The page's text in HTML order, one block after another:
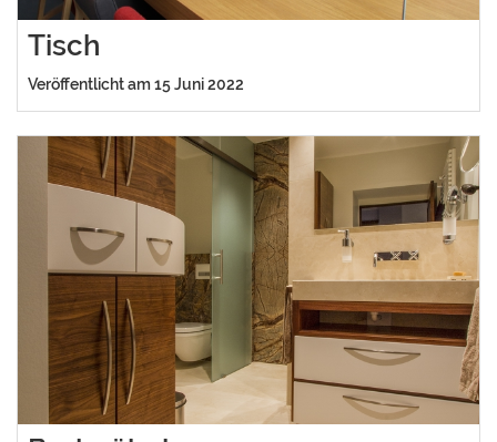
Tisch
Veröffentlicht am 15 Juni 2022